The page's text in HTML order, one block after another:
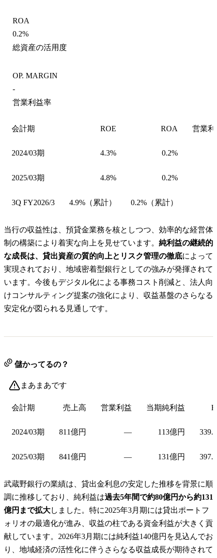
ROA
0.2%
総資産の活用度
OP. MARGIN
-
営業利益率
会計期 ROE ROA 営業
2024/03期 4.3% 0.2%
2025/03期 4.8% 0.2%
3Q FY2026/3 4.9%（累計） 0.2%（累計）
当行の収益性は、預貸金業務を核としつつ、効率的な経営体
制の構築により着実な向上を見せています。 純利益の継続的
な成長は、貸出資産の質的向上とリスク管理の徹底によって
実現されており、地域密着型銀行としての強みが発揮されて
います。今後もデジタル化による事務コスト削減と、法人向
けコンサルティング提案の強化により、収益基盤のさらなる
安定化が図られる見通しです。
儲かってるの？
まあまあです
会計期 売上高 営業利益 当期純利益
2024/03期 811億円 — 113億円
2025/03期 841億円 — 131億円
武蔵野銀行の業績は、貸出金利息の安定した推移を背景に順
調に推移しており、純利益は過去5年間で約80億円から約131
億円まで拡大しました。特に2025年3月期には貸出ポートフ
ォリオの最適化が進み、収益の柱である資金利益が大きく貢
献しています。2026年3月期には純利益140億円を見込んでお
り、地域経済の活性化に伴うさらなる収益成長が期待されて